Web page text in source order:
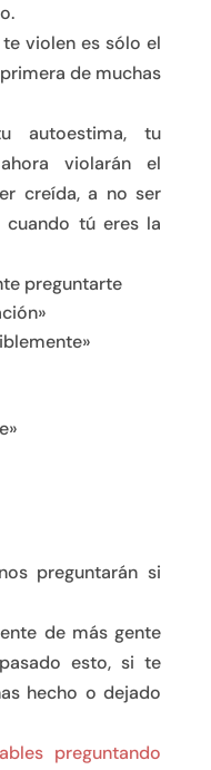
violen es sólo el
de muchas
autoestima, tu
violarán el
creída, a no ser
cuando tú eres la
preguntarte
preguntarán si
de más gente
esto, si te
hecho o dejado
preguntando